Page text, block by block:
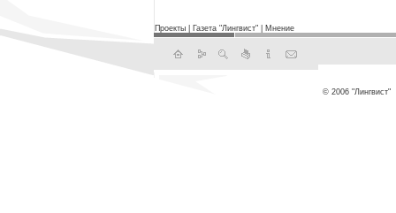
Проекты Газета "Лингвист" Мнение
© 2006 "Лингвист"